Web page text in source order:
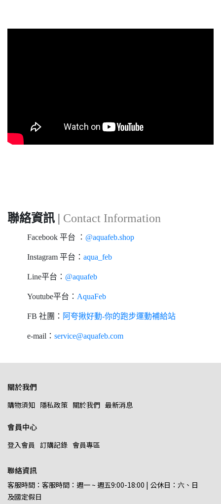
聯絡資訊| Contact Information
Facebook 平台 ： @aquafeb.shop
Instagram 平台： aqua_feb
Line平台： @aquafeb
Youtube平台： AquaFeb
FB 社團： 阿夸揪好動-你的跑步運動補給站
e-mail： service@aquafeb.com
關於我們
購物須知 隱私政策 關於我們 最新消息
會員中心
登入會員 訂購記錄 會員專區
聯絡資訊
客服時間：客服時間：週一 ~ 週五9:00-18:00 | 公休日：六、日
及國定假日